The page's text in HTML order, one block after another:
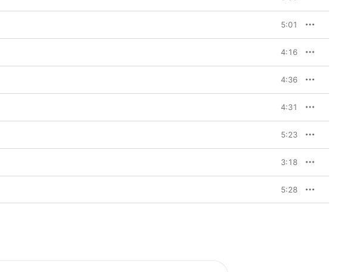
5:01
4:16
4:36
4:31
5:23
3:18
5:28